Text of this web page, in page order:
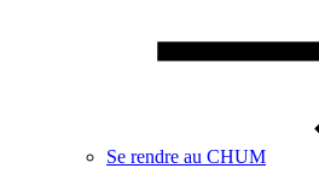
Se rendre au CHUM